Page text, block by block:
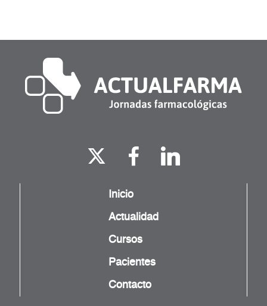
Inicio
Actualidad
Cursos
Pacientes
Contacto